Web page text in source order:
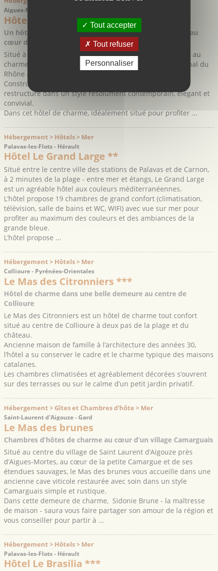
Aigues-Mortes - Gard
Hôtel Canal
Un hôtel au design contemporain, élégant et convivial, au
cœur de la petite Camargue
Situé à l’entrée d’Aigues Mortes, l’hôtel Canal est un hôtel au
charme contemporain ouvert sur le cadre paisible du canal du
Rhône à Sète.
Construit dans les années 50, l’hôtel a été entièrement
restructuré dans un style résolument contemporain, élégant et
convivial.
Dans cet hôtel de charme, idéalement situé pour profiter ...
Hébergement > Hôtels > Mer
Palavas-les-Flots - Hérault
Hôtel Le Grand Large **
Situé entre le centre ville des stations de Palavas et de Carnon,
à 2 minutes de la plage - entre mer et étangs, Le Grand Large
est un agréable hôtel aux couleurs méditerranéennes.
L’hôtel propose 19 chambres de grand confort (climatisation,
télévision, salle de bains et WC, WIFI) avec vue sur mer pour
profiter au maximum des couleurs et des ambiances de la
grande bleue.
L’hôtel propose ...
Hébergement > Hôtels > Mer
Collioure - Pyrénées-Orientales
Le Mas des Citronniers ***
Hôtel de charme dans une belle demeure au centre de
Collioure
Le Mas des Citronniers est un hôtel de charme tout confort
situé au centre de Collioure à deux pas de la plage et du
château.
Ancienne maison de famille à l’architecture des années 30,
l’hôtel a su conserver le cadre et le charme typique des maisons
catalanes.
Les chambres climatisées et agréablement décorées s’ouvrent
sur des terrasses ou sur le calme d’un petit jardin privatif.
Hébergement > Gîtes et Chambres d'hôte > Mer
Saint-Laurent d'Aigouze - Gard
Le Mas des brunes
Chambres d’hôtes de charme au cœur d’un village Camarguais
Situé au centre du village de Saint Laurent d’Aigouze près
d’Aigues-Mortes, au cœur de la petite Camargue et de ses
étendues sauvages, le Mas des brunes vous accueille dans une
ancienne cave viticole restaurée avec soin dans un style
Camarguais simple et rustique.
Dans cette demeure de charme, Sidonie Brune - la maîtresse
de maison - saura vous faire partager son amour de la région et
vous conseiller pour partir à ...
Hébergement > Hôtels > Mer
Palavas-les-Flots - Hérault
Hôtel Le Brasilia ***
Tout accepter
Tout refuser
Personnaliser